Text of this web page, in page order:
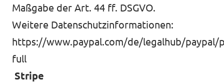
Maßgabe der Art. 44 ff. DSGVO.
Weitere Datenschutzinformationen:
https://www.paypal.com/de/legalhub/paypal/
full
Stripe